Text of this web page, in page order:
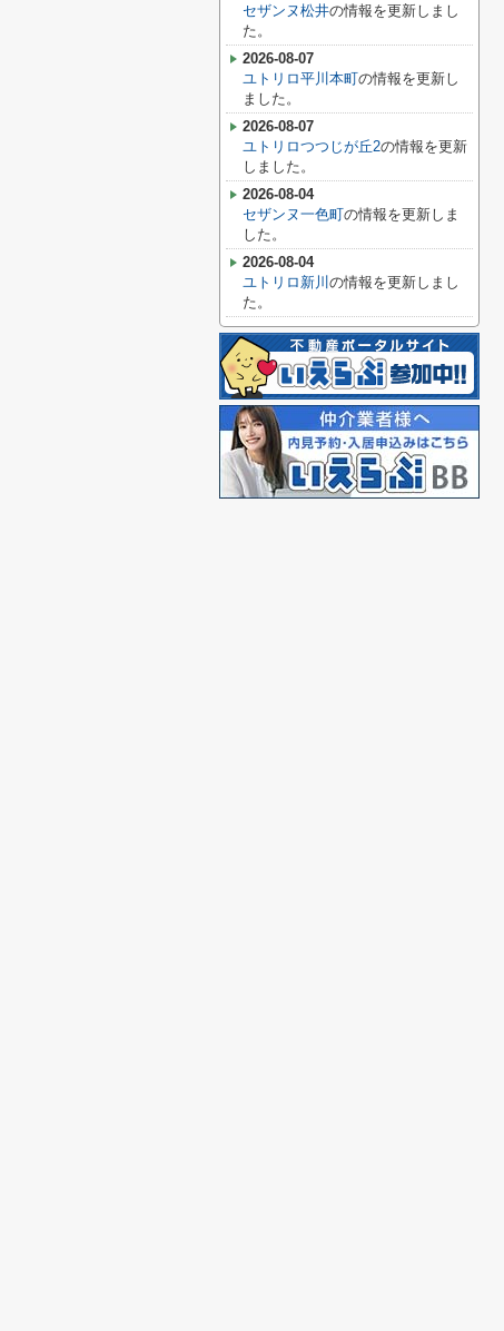
セザンヌ松井の情報を更新しまし
た。
2026-08-07
ユトリロ平川本町の情報を更新し
ました。
2026-08-07
ユトリロつつじが丘2の情報を更新
しました。
2026-08-04
セザンヌ一色町の情報を更新しま
した。
2026-08-04
ユトリロ新川 の情報を更新しまし
た。